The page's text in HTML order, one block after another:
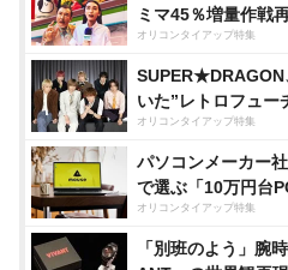
ミマ45％増量作戦
オリコンタイアップ特集
SUPER★DRAGON
いた”レトロフュー
オリコンタイアップ特集
パソコンメーカー
で選ぶ「10万円台
オリコンタイアップ特集
「別班のよう」腕